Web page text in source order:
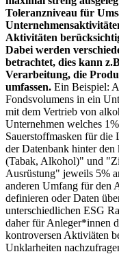
Toleranzniveau für
Aktivitäten
Dabei werden
betrachtet, dies kann
Verarbeitung, die
umfassen. Ein Beispiel:
Fondsvolumens in ein
mit dem Vertrieb von
Unternehmen welches
Sauerstoffmasken für
der Datenbank hinter
(Tabak, Alkohol)" und
Ausrüstung" jeweils 5%
anderen Umfang für den
definieren oder Daten
unterschiedlichen ESG
daher für Anleger*innen
kontroversen Aktiviäten
Unklarheiten